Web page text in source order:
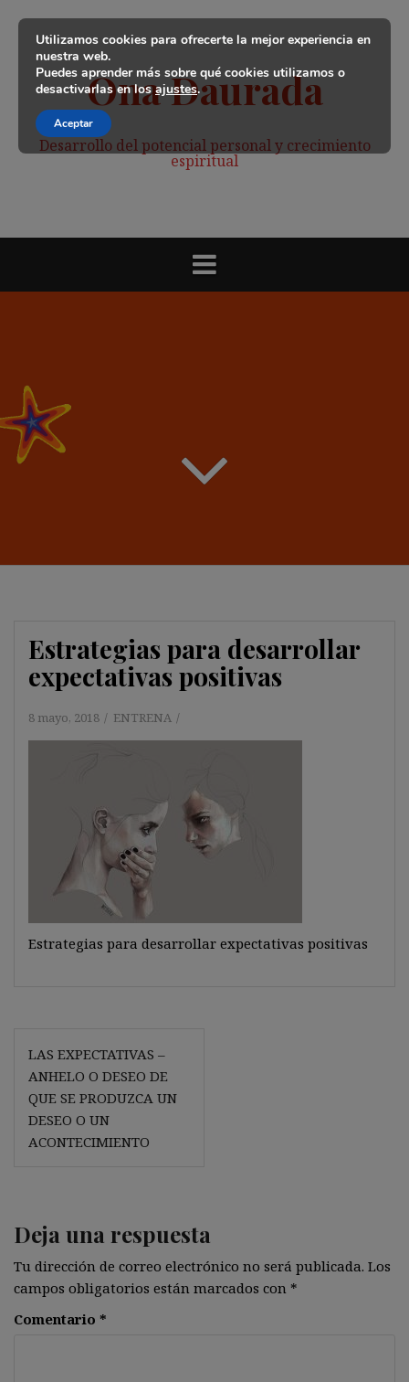
contenido
Ona Daurada
Desarrollo del potencial personal y crecimiento
espiritual
Estrategias para desarrollar
expectativas positivas
8 mayo, 2018 ENTRENA
Estrategias para desarrollar expectativas positivas
Navegación
de
entradas
LAS EXPECTATIVAS –
ANHELO O DESEO DE
QUE SE PRODUZCA UN
DESEO O UN
ACONTECIMIENTO
Deja una respuesta
Tu dirección de correo electrónico no será publicada. Los
campos obligatorios están marcados con *
Comentario *
Utilizamos cookies para ofrecerte la mejor experiencia en
nuestra web.
Puedes aprender más sobre qué cookies utilizamos o
desactivarlas en losajustes.
Aceptar